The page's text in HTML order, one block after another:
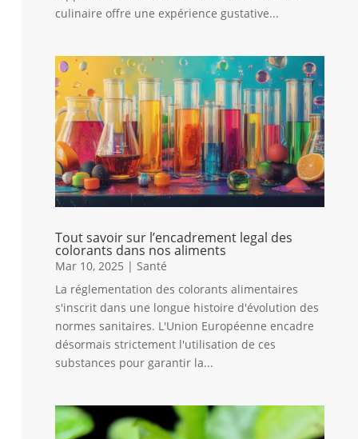
culinaire offre une expérience gustative...
Tout savoir sur l’encadrement legal des
colorants dans nos aliments
Mar 10, 2025 | Santé
La réglementation des colorants alimentaires
s'inscrit dans une longue histoire d'évolution des
normes sanitaires. L'Union Européenne encadre
désormais strictement l'utilisation de ces
substances pour garantir la...